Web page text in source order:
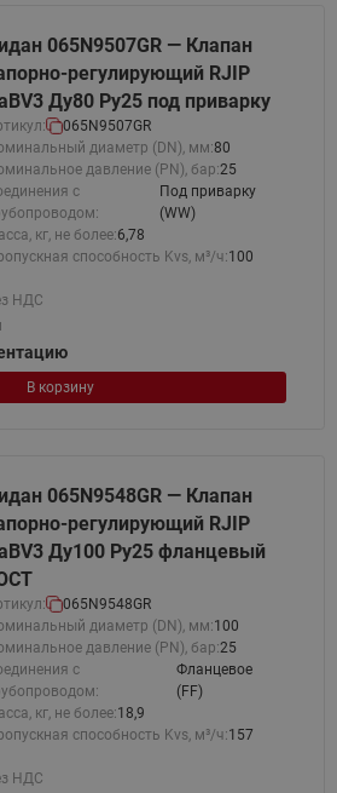
065N9507GR — Клапан
регулирующий RJIP
Ду80 Ру25 под приварку
065N9507GR
диаметр (DN), мм:80
давление (PN), бар:25
с
Под приварку
(WW)
кг, не более:6,78
способность Kvs, м³/ч:100
НДС
В корзину
065N9548GR — Клапан
регулирующий RJIP
Ду100 Ру25 фланцевый
065N9548GR
диаметр (DN), мм:100
давление (PN), бар:25
с
Фланцевое
(FF)
кг, не более:18,9
способность Kvs, м³/ч:157
НДС